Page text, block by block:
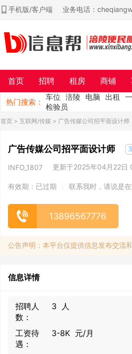
手机版/客户端 业务电话：
首页 招聘 租房 商铺
热门搜索：
车位 涪陵 电脑 出租
检验员
首页 > 互联网/传媒 > 广告传媒公司招平面设计师
广告传媒公司招平面设计师
INFO_1807 更新于2025年04月22日
有效期：已过期 联系我时，请说是在
13896567776
公告声明：本平台仅提供信息发布交流
信息详情
招聘人
数：
3 人
工资待
遇：
3-8K 元/月